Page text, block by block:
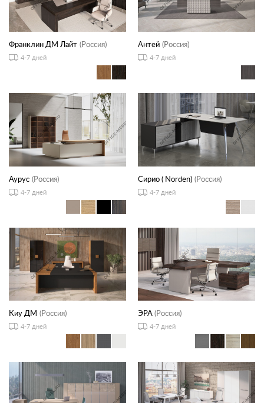
Франклин ДМ Лайт (Россия)
4-7 дней
Антей (Россия)
4-7 дней
Аурус (Россия)
4-7 дней
Сирио ( Norden) (Россия)
4-7 дней
Киу ДМ (Россия)
4-7 дней
ЭРА(Россия)
4-7 дней